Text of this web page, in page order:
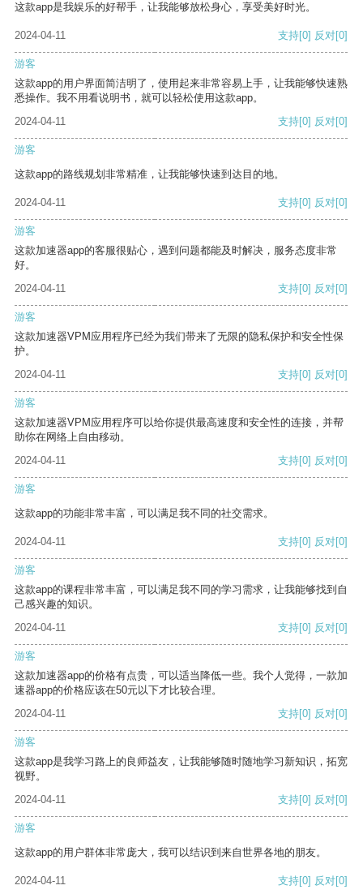
这款app是我娱乐的好帮手，让我能够放松身心，享受美好时光。
2024-04-11 支持[0] 反对[0]
游客
这款app的用户界面简洁明了，使用起来非常容易上手，让我能够快速熟
悉操作。我不用看说明书，就可以轻松使用这款app。
2024-04-11
支持[0] 反对[0]
游客
这款app的路线规划非常精准，让我能够快速到达目的地。
2024-04-11 支持[0] 反对[0]
游客
这款加速器app的客服很贴心，遇到问题都能及时解决，服务态度非常
好。
2024-04-11
支持[0] 反对[0]
游客
这款加速器VPM应用程序已经为我们带来了无限的隐私保护和安全性保
护。
2024-04-11
支持[0] 反对[0]
游客
这款加速器VPM应用程序可以给你提供最高速度和安全性的连接，并帮
助你在网络上自由移动。
2024-04-11
支持[0] 反对[0]
游客
这款app的功能非常丰富，可以满足我不同的社交需求。
2024-04-11 支持[0] 反对[0]
游客
这款app的课程非常丰富，可以满足我不同的学习需求，让我能够找到自
己感兴趣的知识。
2024-04-11
支持[0] 反对[0]
游客
这款加速器app的价格有点贵，可以适当降低一些。我个人觉得，一款加
速器app的价格应该在50元以下才比较合理。
2024-04-11
支持[0] 反对[0]
游客
这款app是我学习路上的良师益友，让我能够随时随地学习新知识，拓宽
视野。
2024-04-11
支持[0] 反对[0]
游客
这款app的用户群体非常庞大，我可以结识到来自世界各地的朋友。
2024-04-11 支持[0] 反对[0]